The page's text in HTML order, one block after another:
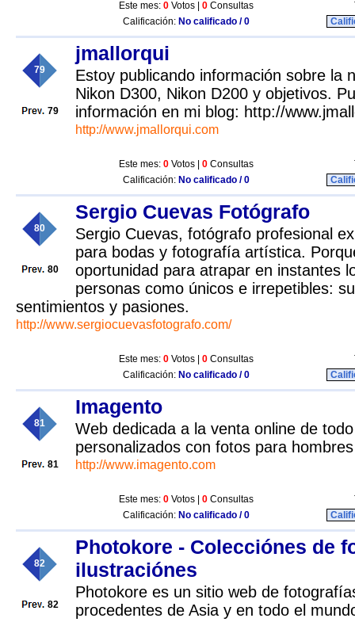
Este mes: 0 Votos | 0 Consultas
Calificación: No calificado / 0
79
79
jmallorqui
Estoy publicando información sobre la
Nikon D300, Nikon D200 y objetivos.
información en mi blog: http://
http://www.jmallorqui.com
Este mes: 0 Votos | 0 Consultas
Calificación: No calificado / 0
80
80
Sergio Cuevas Fotógrafo
Sergio Cuevas, fotógrafo profesional
para bodas y fotografía artística.
oportunidad para atrapar en instantes
personas como únicos e irrepetibles:
sentimientos y pasiones.
http://www.sergiocuevasfotografo.com/
Este mes: 0 Votos | 0 Consultas
Calificación: No calificado / 0
81
81
Imagento
Web dedicada a la venta online de
personalizados con fotos para
http://www.imagento.com
Este mes: 0 Votos | 0 Consultas
Calificación: No calificado / 0
82
82
Photokore - Colecciónes de
ilustraciónes
Photokore es un sitio web de
procedentes de Asia y en todo el